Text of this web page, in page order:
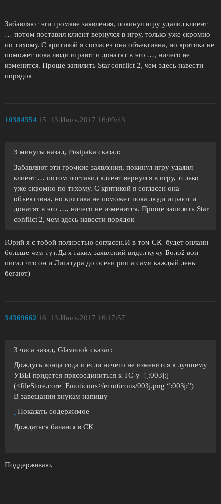
Забавляют эти громкие заявления, покинул игру удалил клиент
… потом поставил клиент вернулся в игру, только уже скромно
по тихому. С критикой я согласен она объективна, но критика не
поможет пока люди играют и донатят в это …, ничего не
изменится. Проще запилить Star conflict 2, чем здесь навести
порядок
10384354 13.Июль.2017 16:09:43
15
3 минуты назад, Posipaka сказал:
Забавляют эти громкие заявления, покинул игру удалил
клиент … потом поставил клиент вернулся в игру, только
уже скромно по тихому. С критикой я согласен она
объективна, но критика не поможет пока люди играют и
донатят в это …, ничего не изменится. Проще запилить Star
conflict 2, чем здесь навести порядок
Юрий я с тобой полностью согласен.И в том СК будет онлаин
больше чем тут.Да я таких заявлений видел кучу Боло2 вон
писал что он и Лигатура до осени рип а сами каждый день
бегают)
34369662 13.Июль.2017 16:17:57
16
3 часа назад, Glavnook сказал:
Дождусь конца года и если ничего не изменится к лучшему
УВЫ придется присоединиться к ТС-у ![:003j:]
(<fileStore.core_Emoticons>/emoticons/003j.png “:003j:”)
В завещании внукам напишу
Показать содержимое
Дождаться баланса в СК
Поддерживаю.